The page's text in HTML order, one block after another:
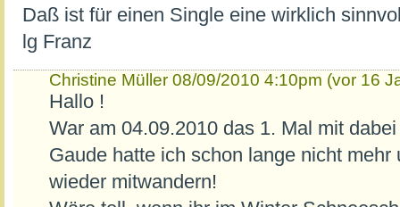
Daß ist für einen Single eine wirklich
lg Franz
Christine Müller 08/09/2010 4:10pm (vor 16
Hallo !
War am 04.09.2010 das 1. Mal mit
Gaude hatte ich schon lange nicht mehr
wieder mitwandern!